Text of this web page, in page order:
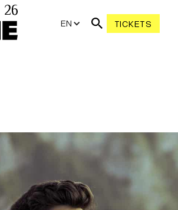
EN TICKETS